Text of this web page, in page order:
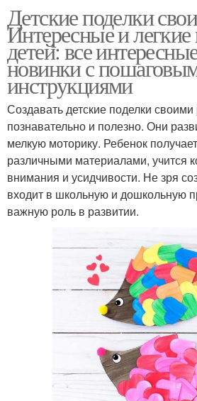
Детские поделки
Интересные и
детей: все
новинки с
инструкциями
Создавать детские поделки
познавательно и полезно. Они
мелкую моторику. Ребенок
различными материалами, учится
внимания и усидчивости. Не зря
входит в школьную и дошкольную
важную роль в развитии.